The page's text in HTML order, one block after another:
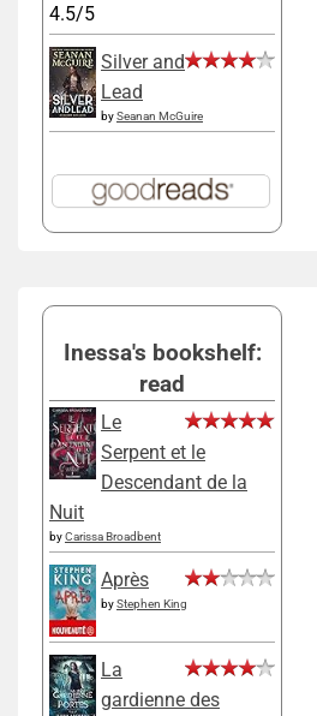
4.5/5
Silver and
Lead
bySeanan McGuire
Inessa's bookshelf:
read
Le
Serpent et le
Descendant de la
Nuit
byCarissa Broadbent
Après
byStephen King
La
gardienne des